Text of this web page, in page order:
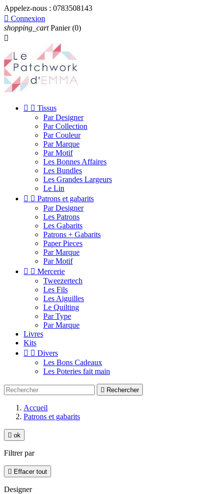
Appelez-nous : 0783508143
 Connexion
shopping_cart Panier (0)

  Tissus
Par Designer
Par Collection
Par Couleur
Par Marque
Par Motif
Les Bonnes Affaires
Les Bundles
Les Grandes Largeurs
Le Lin
  Patrons et gabarits
Par Designer
Les Patrons
Les Gabarits
Patrons + Gabarits
Paper Pieces
Par Marque
Par Motif
  Mercerie
Tweezertech
Les Fils
Les Aiguilles
Le Quilting
Par Type
Par Marque
Livres
Kits
  Divers
Les Bons Cadeaux
Les Poteries fait main
 Rechercher
Accueil
Patrons et gabarits
 ok
Filtrer par
 Effacer tout
Designer